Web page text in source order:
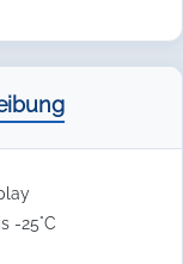
-25°C